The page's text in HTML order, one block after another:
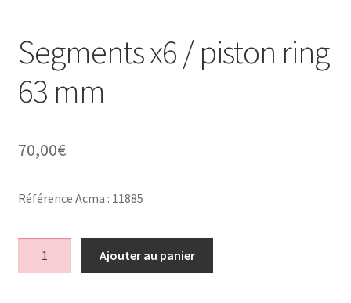
Segments x6 / piston ring
63 mm
70,00€
Référence Acma : 11885
Ajouter au panier